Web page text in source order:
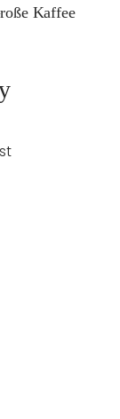
Kaffee